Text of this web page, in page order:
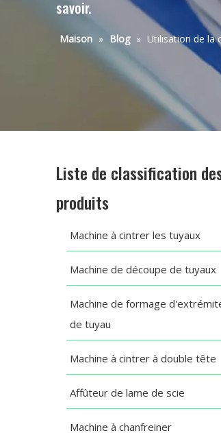
savoir.
Maison » Blog » Utilisation de la
Liste de classification
produits
Machine à cintrer les tuyaux
Machine de découpe de tuyaux
Machine de formage
de tuyau
Machine à cintrer à double tête
Affûteur de lame de scie
Machine à chanfreiner